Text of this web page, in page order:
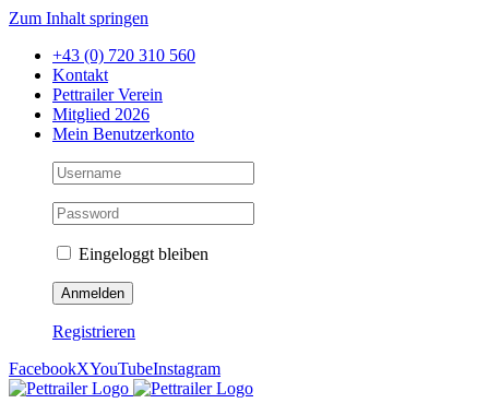
Zum Inhalt springen
+43 (0) 720 310 560
Kontakt
Pettrailer Verein
Mitglied 2026
Mein Benutzerkonto
Eingeloggt bleiben
Registrieren
FacebookXYouTubeInstagram